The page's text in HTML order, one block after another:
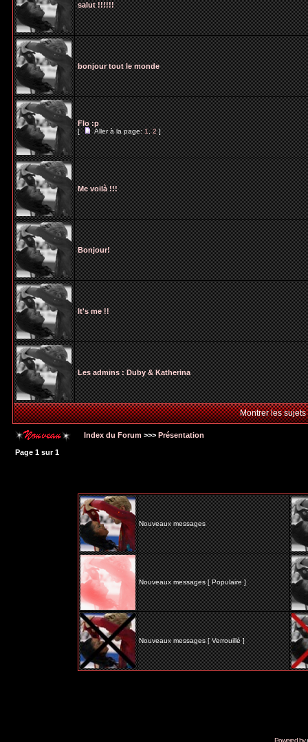
salut !!!!!!
bonjour tout le monde
Flo :p
[ Aller à la page:1,2]
Me voilà !!!
Bonjour!
It's me !!
Les admins : Duby & Katherina
Montrer les
Index du Forum >>> Présentation
Page 1 sur1
Nouveaux messages
Nouveaux messages [ Populaire ]
Nouveaux messages [ Verrouillé ]
Powered by